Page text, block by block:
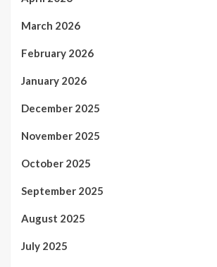
March 2026
February 2026
January 2026
December 2025
November 2025
October 2025
September 2025
August 2025
July 2025